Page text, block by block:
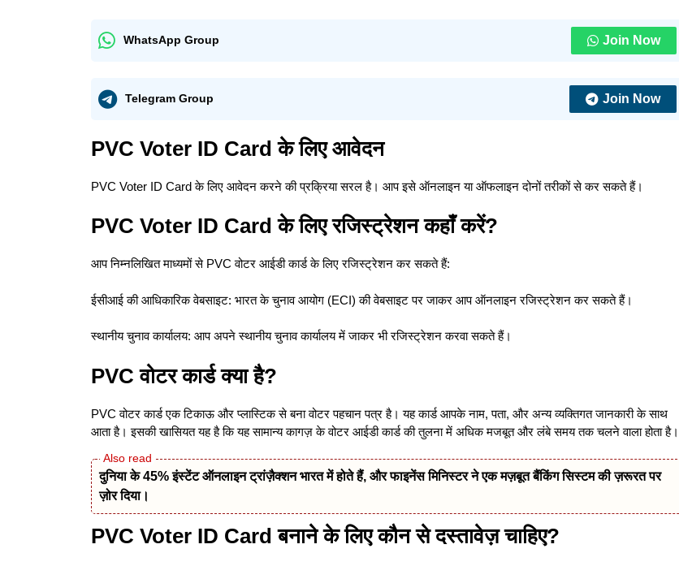
WhatsApp Group Join Now
Telegram Group Join Now
PVC Voter ID Card के लिए आवेदन
PVC Voter ID Card के लिए आवेदन करने की प्रक्रिया सरल है। आप इसे ऑनलाइन या ऑफलाइन दोनों तरीकों से कर सकते हैं।
PVC Voter ID Card के लिए रजिस्ट्रेशन कहाँ करें?
आप निम्नलिखित माध्यमों से PVC वोटर आईडी कार्ड के लिए रजिस्ट्रेशन कर सकते हैं:
ईसीआई की आधिकारिक वेबसाइट: भारत के चुनाव आयोग (ECI) की वेबसाइट पर जाकर आप ऑनलाइन रजिस्ट्रेशन कर सकते हैं।
स्थानीय चुनाव कार्यालय: आप अपने स्थानीय चुनाव कार्यालय में जाकर भी रजिस्ट्रेशन करवा सकते हैं।
PVC वोटर कार्ड क्या है?
PVC वोटर कार्ड एक टिकाऊ और प्लास्टिक से बना वोटर पहचान पत्र है। यह कार्ड आपके नाम, पता, और अन्य व्यक्तिगत जानकारी के साथ
आता है। इसकी खासियत यह है कि यह सामान्य कागज़ के वोटर आईडी कार्ड की तुलना में अधिक मजबूत और लंबे समय तक चलने वाला होता है।
दुनिया के 45% इंस्टेंट ऑनलाइन ट्रांज़ैक्शन भारत में होते हैं, और फाइनेंस मिनिस्टर ने एक मज़बूत बैंकिंग सिस्टम की ज़रूरत पर
ज़ोर दिया।
PVC Voter ID Card बनाने के लिए कौन से दस्तावेज़ चाहिए?